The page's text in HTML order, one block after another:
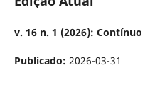
v. 16 n. 1 (2026): Contínuo
Publicado: 2026-03-31